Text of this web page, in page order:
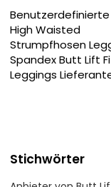
High Waisted
Strumpfhosen
Spandex Butt Lift
Leggings
Stichwörter